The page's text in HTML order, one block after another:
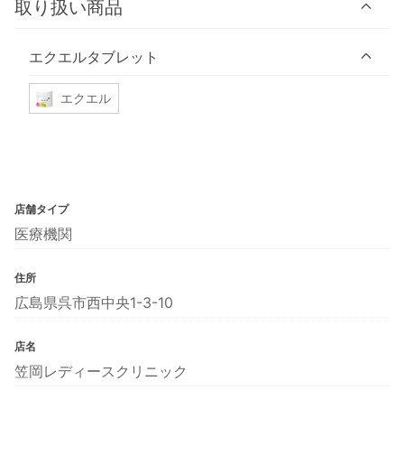
取り扱い商品
エクエルタブレット
エクエル
店舗タイプ
医療機関
住所
広島県呉市西中央1-3-10
店名
笠岡レディースクリニック